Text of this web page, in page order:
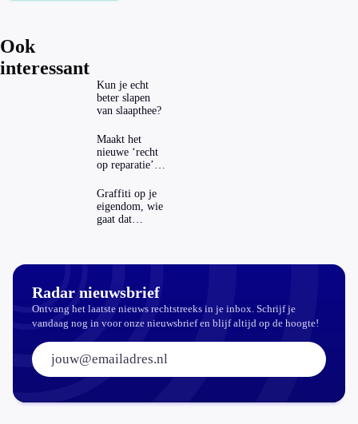
Ook
interessant
Kun je echt
beter slapen
van slaapthee?
Maakt het
nieuwe ‘recht
op reparatie’
echt
aantrekkelijker?
Graffiti op je
eigendom, wie
gaat dat
Radar nieuwsbrief
Ontvang het laatste nieuws rechtstreeks in je inbox. Schrijf je
vandaag nog in voor onze nieuwsbrief en blijf altijd op de hoogte!
E-mailadres: